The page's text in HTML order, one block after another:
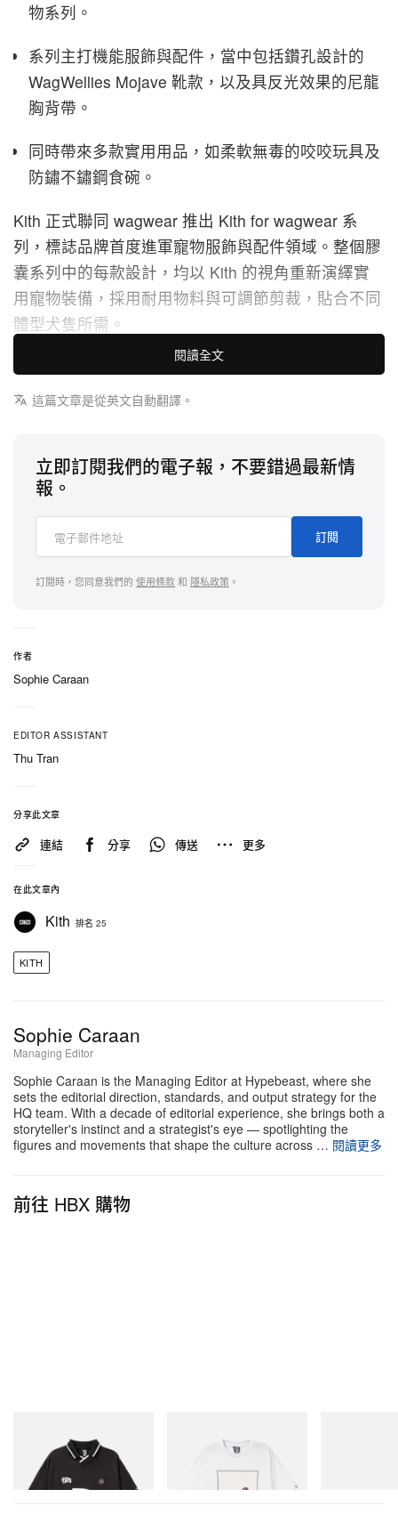
物系列。
系列主打機能服飾與配件，當中包括鑽孔設計的
WagWellies Mojave 靴款，以及具反光效果的尼龍
胸背帶。
同時帶來多款實用用品，如柔軟無毒的咬咬玩具及
防鏽不鏽鋼食碗。
Kith 正式聯同 wagwear 推出 Kith for wagwear 系
列，標誌品牌首度進軍寵物服飾與配件領域。整個膠
囊系列中的每款設計，均以 Kith 的視角重新演繹實
用寵物裝備，採用耐用物料與可調節剪裁，貼合不同
體型犬隻所需。
系列中的服飾與外出裝備著重安全性與在不同環境下
的耐用度，當中包括 Kith for wagwear Nylon
均加入反光標誌及可調節扣位，確保穩固貼合。兩者
可直接搭配防纏繞 Rope Leash 牽繩，織入反光紋理
護，則以 wagwear 專利的 WagWellies Mojave 靴款
為焦點，為炎熱乾燥天氣而設，透過多重透氣孔加強
通風，同時保留易於穿脫且在奔跑時依然貼服不易脫
除了散步裝備，是次系列亦延伸至外出載具與家居用
品。為小型犬而設的 Zipper Tote Dog Carrier 托特便
備防水內裡、加墊肩帶及內置安全牽繩。最後還有堅
韌柔軟、無毒的咬咬骨玩具，以及採用 100% 食品級
列劃上完整句號。
Kith for wagwear 系列將作為品牌 Monday Program
將於 Kith 門店、
架。
閱讀全文
這篇文章是從英文自動翻譯。
立即訂閱我們的電子報，不要錯過最新情
報。
訂閱
訂閱時，您同意我們的 使用條款和 隱私政策 。
作者
Sophie Caraan
EDITOR ASSISTANT
Thu Tran
分享此文章
連結 分享 傳送 更多
在此文章內
Kith 排名 25
KITH
Sophie Caraan
Managing Editor
Sophie Caraan is the Managing Editor at Hypebeast, where she
sets the editorial direction, standards, and output strategy for the
HQ team. With a decade of editorial experience, she brings both a
storyteller's instinct and a strategist's eye — spotlighting the
figures and movements that shape the culture across … 閱讀更多
前往 HBX 購物
Billionaire Boys Club X Initial
D Game Shirt
立即購入
Billionaire Boys Club X Initial
D Cotton T-Shirt 2